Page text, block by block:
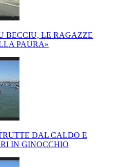
BECCIU, LE RAGAZZE
PAURA»
DAL CALDO E
IN GINOCCHIO